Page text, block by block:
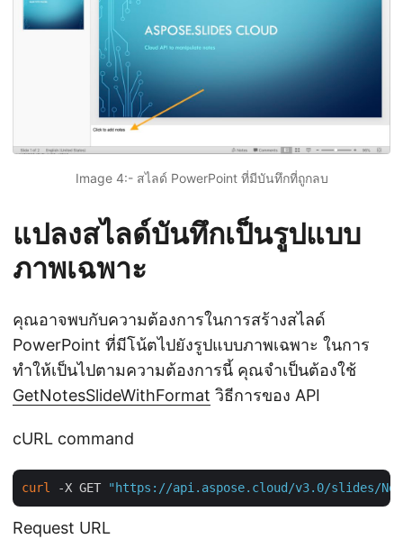
Image 4:- สไลด์ PowerPoint ที่มีบันทึกที่ถูกลบ
แปลงสไลด์บันทึกเป็นรูปแบบ
ภาพเฉพาะ
คุณอาจพบกับความต้องการในการสร้างสไลด์
PowerPoint ที่มีโน้ตไปยังรูปแบบภาพเฉพาะ ในการ
ทำให้เป็นไปตามความต้องการนี้ คุณจำเป็นต้องใช้
GetNotesSlideWithFormat วิธีการของ API
cURL command
curl -X GET "https://api.aspose.cloud/v3.0/slides/
Request URL